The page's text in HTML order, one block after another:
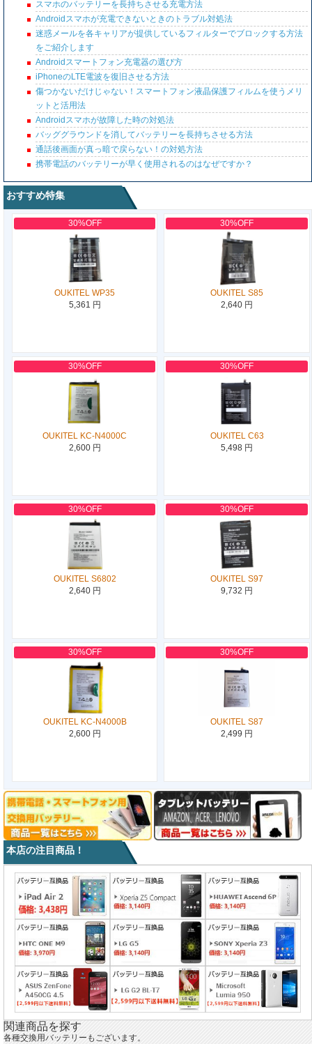
スマホのバッテリーを長持ちさせる充電方法
Androidスマホが充電できないときのトラブル対処法
迷惑メールを各キャリアが提供しているフィルターでブロックする方法
をご紹介します
Androidスマートフォン充電器の選び方
iPhoneのLTE電波を復旧させる方法
傷つかないだけじゃない！スマートフォン液晶保護フィルムを使うメリ
ットと活用法
Androidスマホが故障した時の対処法
バッググラウンドを消してバッテリーを長持ちさせる方法
通話後画面が真っ暗で戻らない！の対処方法
携帯電話のバッテリーが早く使用されるのはなぜですか？
おすすめ特集
30%OFF
OUKITEL WP35
5,361 円
30%OFF
OUKITEL S85
2,640 円
30%OFF
OUKITEL KC-N4000C
2,600 円
30%OFF
OUKITEL C63
5,498 円
30%OFF
OUKITEL S6802
2,640 円
30%OFF
OUKITEL S97
9,732 円
30%OFF
OUKITEL KC-N4000B
2,600 円
30%OFF
OUKITEL S87
2,499 円
本店の注目商品！
関連商品を探す
各種交換用バッテリーもございます。